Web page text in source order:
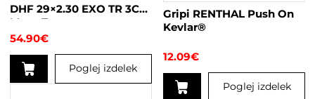
izdelka
DHF 29×2.30 EXO TR 3C
Maxx Terra
54.90€
Poglej izdelek
Gripi RENTHAL Push On
Kevlar®
12.09€
Poglej izdelek